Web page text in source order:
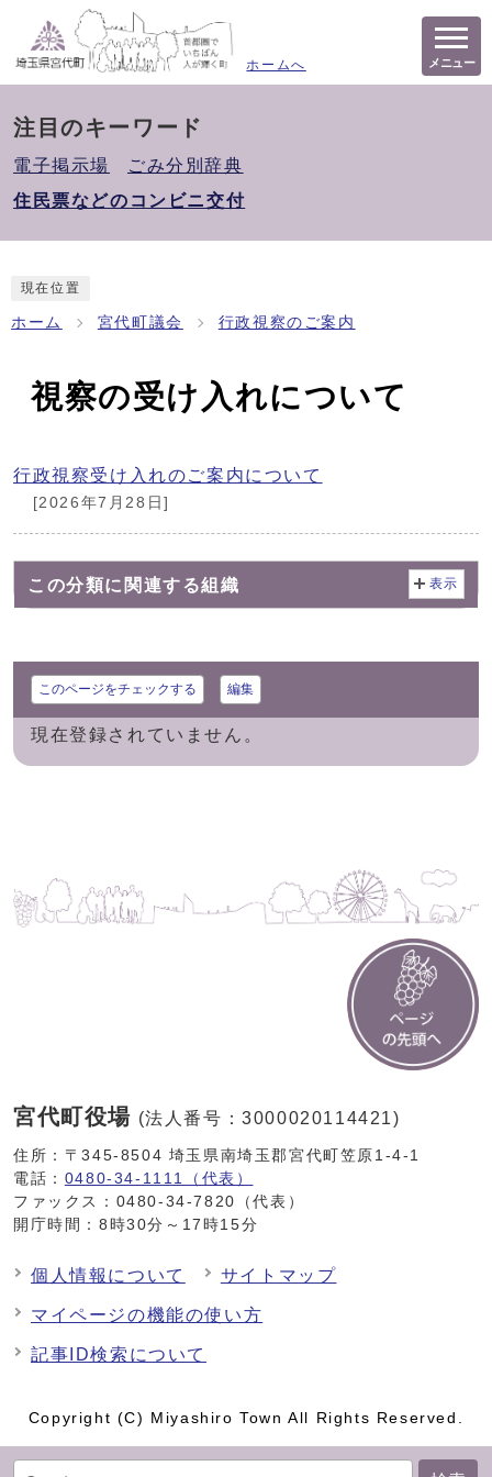
ホームへ メニュー
注目のキーワード
電子掲示場
ごみ分別辞典
住民票などのコンビニ交付
現在位置
ホーム 宮代町議会 行政視察のご案内
視察の受け入れについて
行政視察受け入れのご案内について
[2026年7月28日]
この分類に関連する組織 表示
このページをチェックする 編集
現在登録されていません。
宮代町役場 (法人番号：3000020114421)
住所：〒345-8504 埼玉県南埼玉郡宮代町笠原1-4-1
電話： 0480-34-1111（代表）
ファックス：0480-34-7820（代表）
開庁時間：8時30分～17時15分
個人情報について サイトマップ
マイページの機能の使い方
記事ID検索について
Copyright (C) Miyashiro Town All Rights Reserved.